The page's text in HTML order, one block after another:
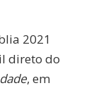
2021
direto do
, em